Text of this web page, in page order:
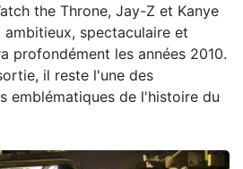
the Throne, Jay-Z et Kanye
spectaculaire et
profondément les années 2010.
il reste l'une des
emblématiques de l'histoire du